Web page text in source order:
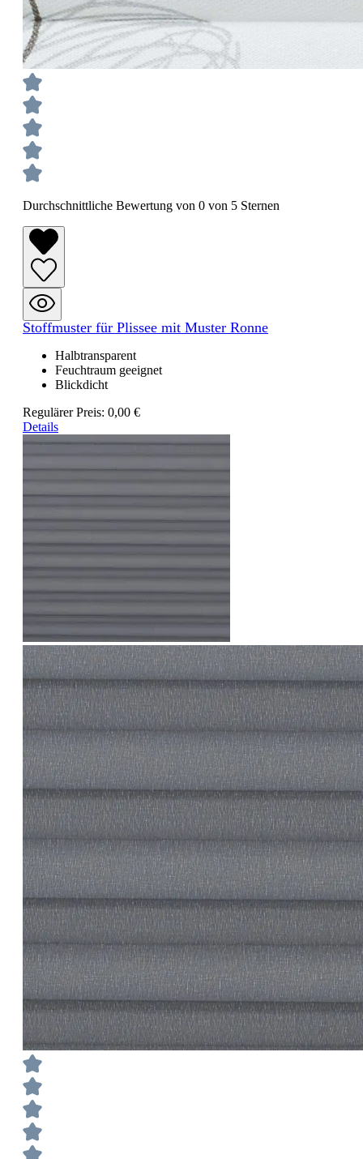
Durchschnittliche Bewertung von 0 von 5 Sternen
Stoffmuster für Plissee mit Muster Ronne
Halbtransparent
Feuchtraum geeignet
Blickdicht
Regulärer Preis: 0,00 €
Details